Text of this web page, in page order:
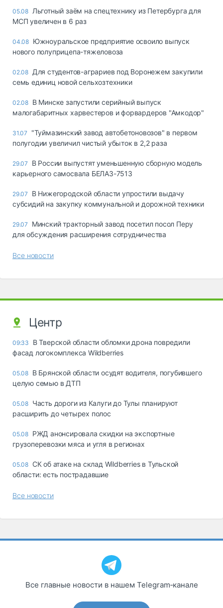
05.08 Льготный заём на спецтехнику из Петербурга для
МСП увеличен в 6 раз
04.08 Южноуральское предприятие освоило выпуск
нового полуприцепа-тяжеловоза
02.08 Для студентов-аграриев под Воронежем закупили
семь единиц новой сельхозтехники
02.08 В Минске запустили серийный выпуск
малогабаритных харвестеров и форвардеров "Амкодор"
31.07
"Туймазинский завод автобетоновозов" в первом
полугодии увеличил чистый убыток в 2,2 раза
29.07
В России выпустят уменьшенную сборную модель
карьерного самосвала БЕЛАЗ-7513
29.07
В Нижегородской области упростили выдачу
субсидий на закупку коммунальной и дорожной техники
29.07
Минский тракторный завод посетил посол Перу
для обсуждения расширения сотрудничества
Все новости
Центр
09:33
В Тверской области обломки дрона повредили
фасад логокомплекса Wildberries
05.08 В Брянской области осудят водителя, погубившего
целую семью в ДТП
05.08 Часть дороги из Калуги до Тулы планируют
расширить до четырех полос
05.08 РЖД анонсировала скидки на экспортные
грузоперевозки мяса и угля в регионах
05.08 СК об атаке на склад Wildberries в Тульской
области: есть пострадавшие
Все новости
Все главные новости в нашем Telegram‑канале